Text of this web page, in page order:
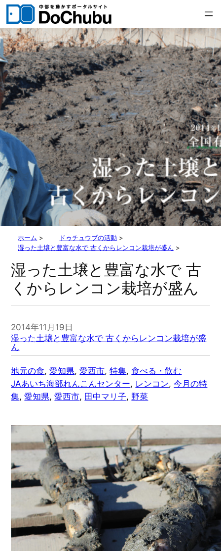
内
を
ス
キ
ッ
プ
ホーム > ドゥチュウブの活動 >
湿った土壌と豊富な水で 古くからレンコン栽培が盛ん >
湿った土壌と豊富な水で 古
くからレンコン栽培が盛ん
2014年11月19日
湿った土壌と豊富な水で 古くからレンコン栽培が盛
ん
地元の食, 愛知県, 愛西市, 特集, 食べる・飲む
JAあいち海部れんこんセンター, レンコン, 今月の特
集, 愛知県, 愛西市, 田中マリ子, 野菜